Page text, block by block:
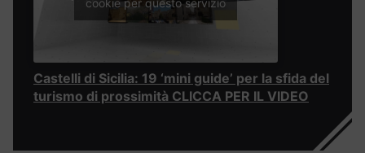
cookie per questo servizio
Castelli di Sicilia: 19 ‘mini guide’ per la sfida del
turismo di prossimità CLICCA PER IL VIDEO